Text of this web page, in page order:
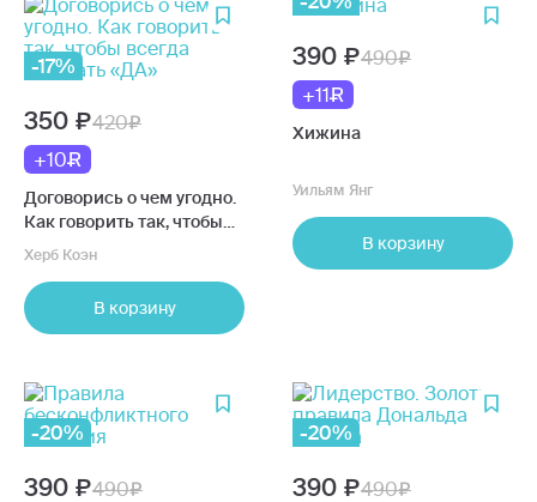
-17%
350
420
+10
Договорись о чем угодно.
Как говорить так, чтобы
всегда слышать «ДА»
Херб Коэн
В корзину
390
490
+11
Хижина
Уильям Янг
В корзину
-20%
390
490
-20%
390
490